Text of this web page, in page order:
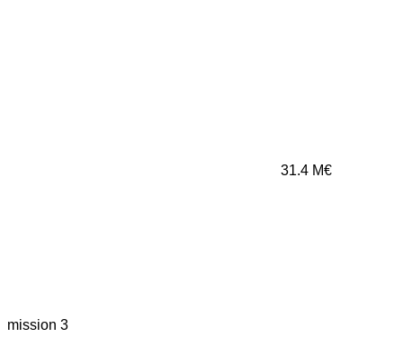
31.4 M€
mission 3